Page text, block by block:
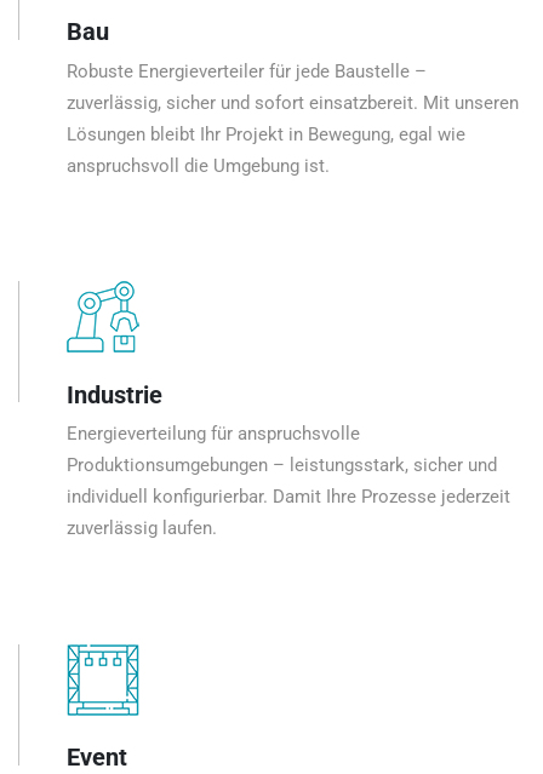
Bau
Robuste Energieverteiler für jede Baustelle –
zuverlässig, sicher und sofort einsatzbereit. Mit unseren
Lösungen bleibt Ihr Projekt in Bewegung, egal wie
anspruchsvoll die Umgebung ist.
Industrie
Energieverteilung für anspruchsvolle
Produktionsumgebungen – leistungsstark, sicher und
individuell konfigurierbar. Damit Ihre Prozesse jederzeit
zuverlässig laufen.
Event